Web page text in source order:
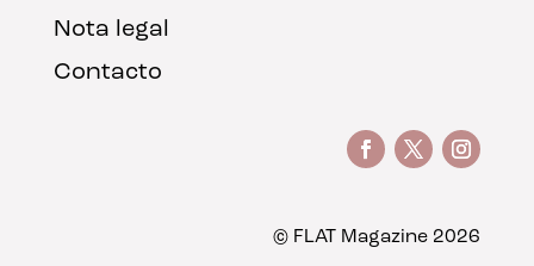
Nota legal
Contacto
© FLAT Magazine 2026